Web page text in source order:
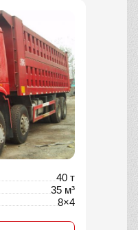
40 т
35 м³
8×4